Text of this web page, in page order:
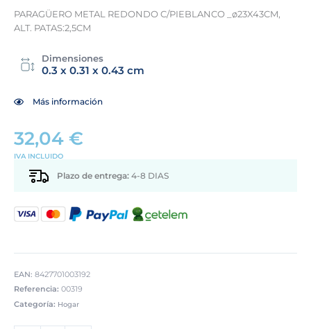
PARAGÜERO METAL REDONDO C/PIEBLANCO _ø23X43CM,
ALT. PATAS:2,5CM
Dimensiones
0.3 x 0.31 x 0.43 cm
Más información
32,04 €
IVA INCLUIDO
Plazo de entrega: 4-8 DIAS
EAN: 8427701003192
Referencia: 00319
Categoría: Hogar